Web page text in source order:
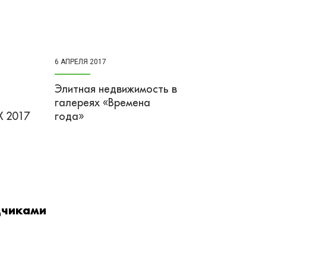
2017
6 АПРЕЛЯ 2017
Элитная недвижимость в
галереях «Времена
года»